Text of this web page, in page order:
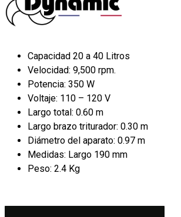
Capacidad 20 a 40 Litros
Velocidad: 9,500 rpm.
Potencia: 350 W
Voltaje: 110 – 120 V
Largo total: 0.60 m
Largo brazo triturador: 0.30 m
Diámetro del aparato: 0.97 m
Medidas: Largo 190 mm
Peso: 2.4 Kg